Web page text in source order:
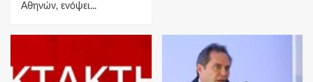
Αθηνών, ενόψει...